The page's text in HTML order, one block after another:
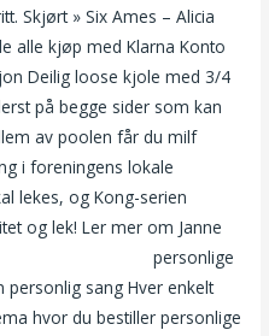
Skjørt » Six Ames – Alicia
alle kjøp med Klarna Konto
Deilig loose kjole med 3/4
på begge sider som kan
av poolen får du milf
i foreningens lokale
lekes, og Kong-serien
og lek! Ler mer om Janne
personlige
personlig sang Hver enkelt
hvor du bestiller personlige